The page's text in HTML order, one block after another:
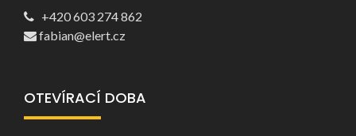
+420 603 274 862
fabian@elert.cz
OTEVÍRACÍ DOBA